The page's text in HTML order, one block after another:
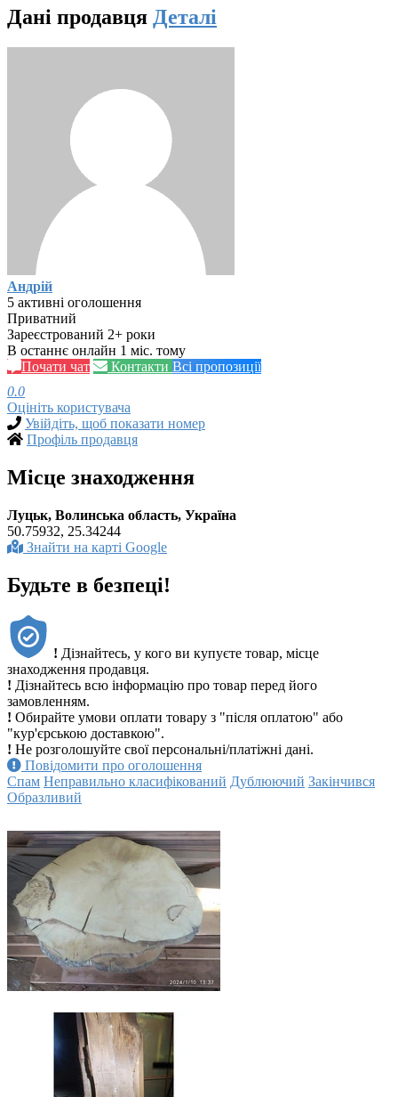
Дані продавця Деталі
Андрій
5 активні оголошення
Приватний
Зареєстрований 2+ роки
В останнє онлайн 1 міс. тому
Почати чат
Контакти Всі пропозиції
0.0
Оцініть користувача
Увійдіть, щоб показати номер
Профіль продавця
Місце знаходження
Луцьк, Волинська область, Україна
50.75932, 25.34244
Знайти на карті Google
Будьте в безпеці!
! Дізнайтесь, у кого ви купуєте товар, місце
знаходження продавця.
! Дізнайтесь всю інформацію про товар перед його
замовленням.
! Обирайте умови оплати товару з "після оплатою" або
"кур'єрською доставкою".
! Не розголошуйте свої персональні/платіжні дані.
Повідомити про оголошення
Спам Неправильно класифікований Дублюючий Закінчився
Образливий